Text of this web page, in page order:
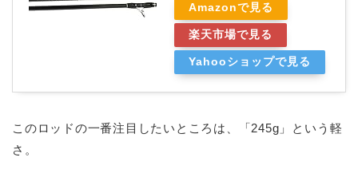
Amazonで見る
楽天市場で見る
Yahooショップで見る
このロッドの一番注目したいところは、「245g」という軽
さ。